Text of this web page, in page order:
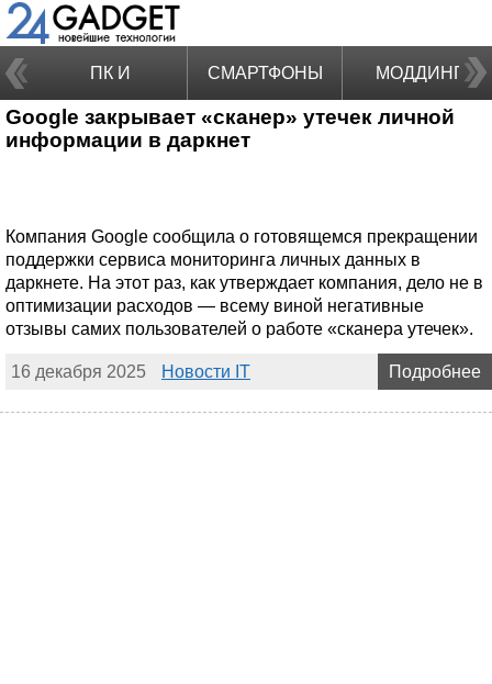
ПК И
НОУТБУКИ
СМАРТФОНЫ МОДДИНГ
Google закрывает «сканер» утечек личной
информации в даркнет
Компания Google сообщила о готовящемся прекращении
поддержки сервиса мониторинга личных данных в
даркнете. На этот раз, как утверждает компания, дело не в
оптимизации расходов — всему виной негативные
отзывы самих пользователей о работе «сканера утечек».
16 декабря 2025 Новости IT Подробнее